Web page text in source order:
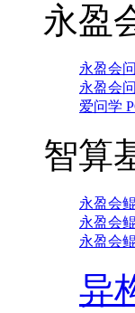
永盈
永盈会
永盈会
爱问学
智算
永盈会
永盈会
永盈会
异